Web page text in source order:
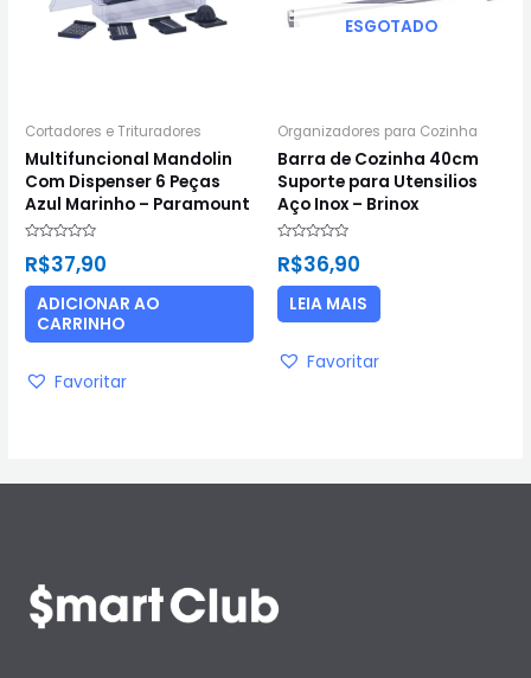
Cortadores e Trituradores
Multifuncional Mandolin
Com Dispenser 6 Peças
Azul Marinho – Paramount
0
5
R$37,90
ADICIONAR AO
CARRINHO
Favoritar
ESGOTADO
Organizadores para Cozinha
Barra de Cozinha 40cm
Suporte para Utensilios
Aço Inox – Brinox
0
5
R$36,90
LEIA MAIS
Favoritar